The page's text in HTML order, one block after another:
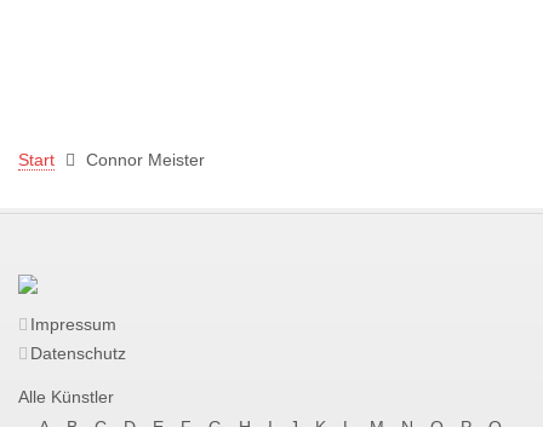
Start Connor Meister
Impressum
Datenschutz
Alle Künstler